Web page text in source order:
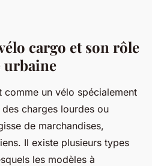
cargo et son rôle
urbaine
un vélo spécialement
charges lourdes ou
de marchandises,
Il existe plusieurs types
les modèles à